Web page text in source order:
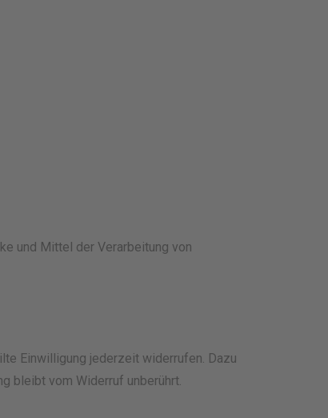
und Mittel der Verarbeitung von
Einwilligung jederzeit widerrufen. Dazu
bleibt vom Widerruf unberührt.